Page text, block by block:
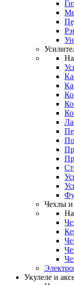
Чехлы
Укулеле и